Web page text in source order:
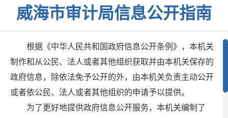
威海市审计局信息公开指南
根据《中华人民共和国政府信息公开条例》，本机关
制作和从公民、法人或者其他组织获取并由本机关保存的
政府信息，除依法免予公开的外，由本机关负责主动公开
或者依公民、法人或者其他组织的申请予以提供。
为了更好地提供政府信息公开服务，本机关编制了